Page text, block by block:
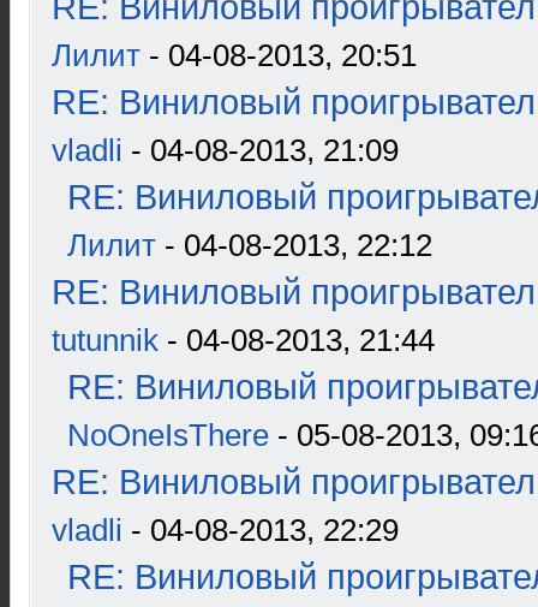
Лилит - 04-08-2013, 20:51
RE: Виниловый
vladli - 04-08-2013, 21:09
RE: Виниловый
Лилит - 04-08-2013, 22:12
RE: Виниловый
tutunnik - 04-08-2013, 21:44
RE: Виниловый
NoOneIsThere - 05-08-2013,
RE: Виниловый
vladli - 04-08-2013, 22:29
RE: Виниловый